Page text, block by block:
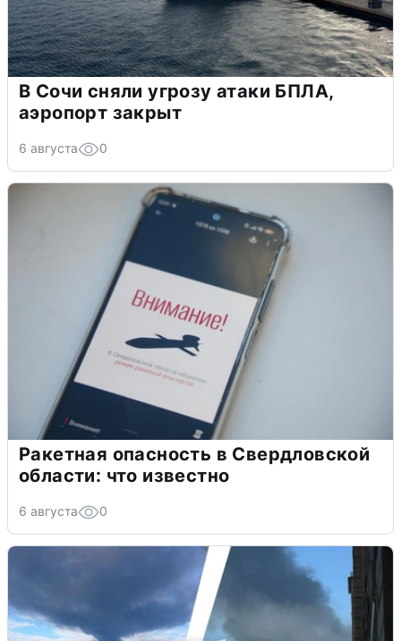
В Сочи сняли угрозу атаки БПЛА,
аэропорт закрыт
6 августа 0
Ракетная опасность в Свердловской
области: что известно
6 августа 0